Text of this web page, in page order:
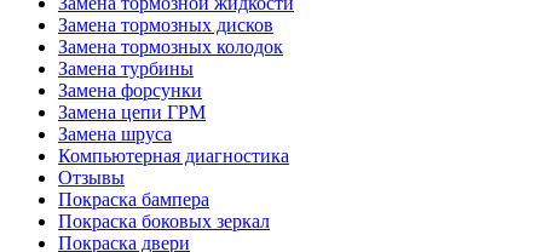
Замена тормозных дисков
Замена тормозных колодок
Замена турбины
Замена форсунки
Замена цепи ГРМ
Замена шруса
Компьютерная диагностика
Отзывы
Покраска бампера
Покраска боковых зеркал
Покраска двери